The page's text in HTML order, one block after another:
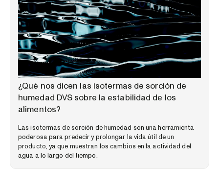
BIBLIOTECA DE CONOCIMIENTOS ESPECIALIZADOS
¿Qué nos dicen las isotermas de sorción de
humedad DVS sobre la estabilidad de los
alimentos?
Las isotermas de sorción de humedad son una herramienta
poderosa para predecir y prolongar la vida útil de un
producto, ya que muestran los cambios en la actividad del
agua a lo largo del tiempo.